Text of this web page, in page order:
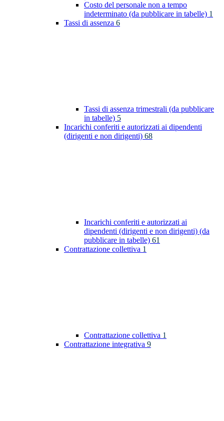
Costo del personale non a tempo
indeterminato (da pubblicare in tabelle) 1
Tassi di assenza 6
Tassi di assenza trimestrali (da pubblicare
in tabelle) 5
Incarichi conferiti e autorizzati ai dipendenti
(dirigenti e non dirigenti) 68
Incarichi conferiti e autorizzati ai
dipendenti (dirigenti e non dirigenti) (da
pubblicare in tabelle) 61
Contrattazione collettiva 1
Contrattazione collettiva 1
Contrattazione integrativa 9